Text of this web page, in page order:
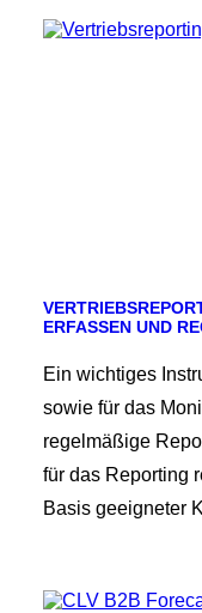
ERFASSEN UND
Ein wichtiges
sowie für das
regelmäßige
für das Reporting
Basis geeigneter